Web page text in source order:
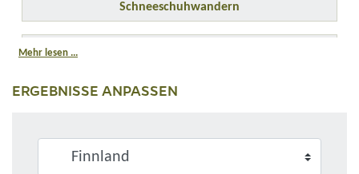
Schneeschuhwandern
Mehr lesen ...
ERGEBNISSE ANPASSEN